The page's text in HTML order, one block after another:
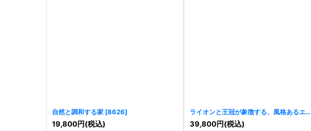
自然と調和する家 [8626]
19,800円(税込)
ライオンと王冠が象徴する、風格あるエン
ブレム風ロゴ[8423
39,800円(税込)